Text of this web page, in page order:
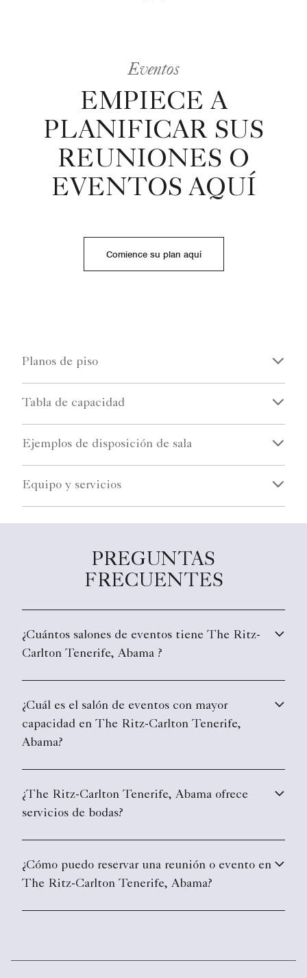
Eventos
EMPIECE A
PLANIFICAR SUS
REUNIONES O
EVENTOS AQUÍ
Comience su plan aquí
Planos de piso
Tabla de capacidad
Ejemplos de disposición de sala
Equipo y servicios
PREGUNTAS
FRECUENTES
¿Cuántos salones de eventos tiene The Ritz-
Carlton Tenerife, Abama ?
¿Cuál es el salón de eventos con mayor
capacidad en The Ritz-Carlton Tenerife,
Abama?
¿The Ritz-Carlton Tenerife, Abama ofrece
servicios de bodas?
¿Cómo puedo reservar una reunión o evento en
The Ritz-Carlton Tenerife, Abama?